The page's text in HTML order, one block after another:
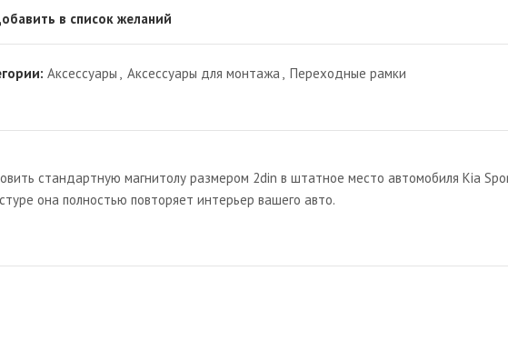
в список желаний
Аксессуары , Аксессуары для монтажа , Переходные рамки
стандартную магнитолу размером 2din в штатное место автомобиля Kia
она полностью повторяет интерьер вашего авто.